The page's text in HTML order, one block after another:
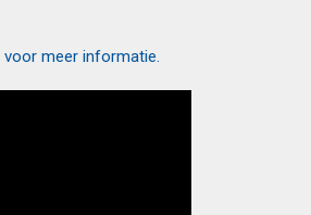
voor meer informatie.